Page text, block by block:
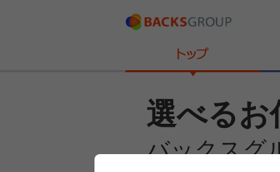
選べるお
バックスグ